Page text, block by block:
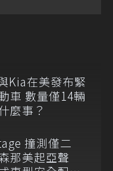
Kia在美發布緊
車 數量僅14輛
麼事？
撞測僅二
那美起亞聲